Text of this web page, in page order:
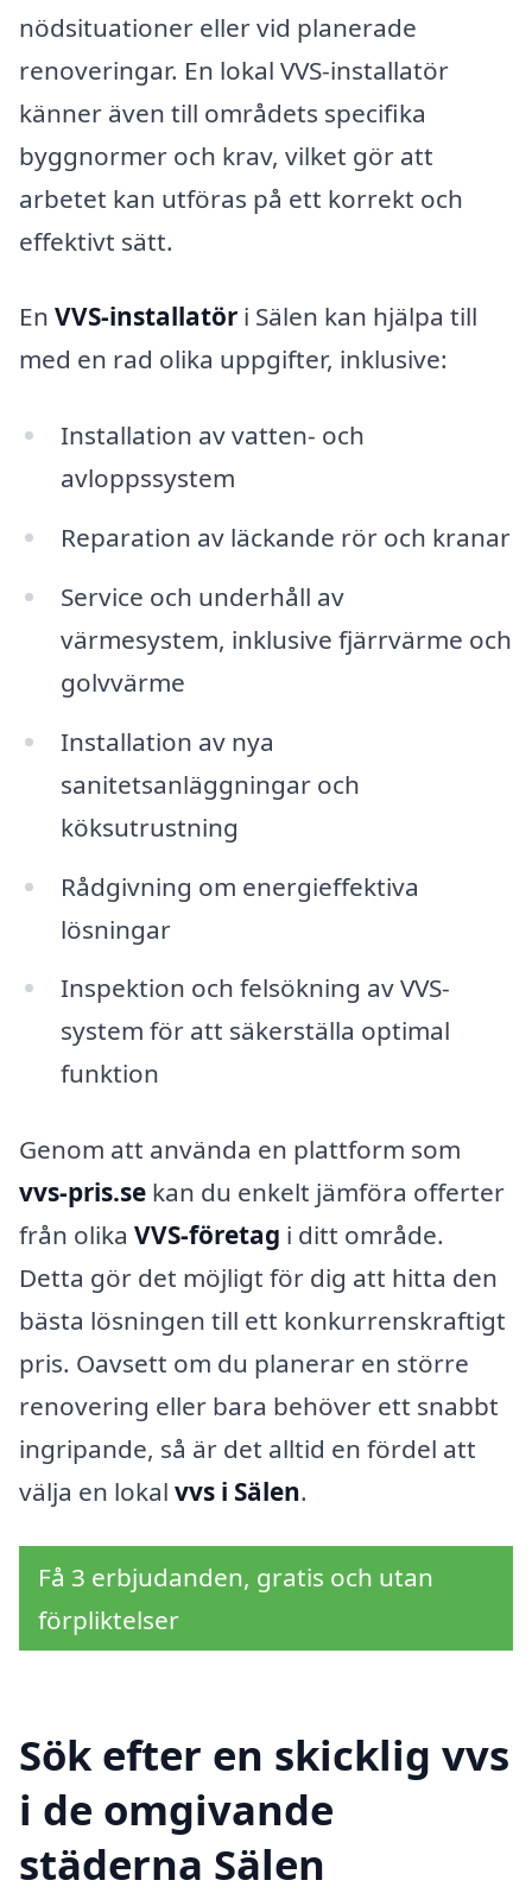
nödsituationer eller vid planerade
renoveringar. En lokal VVS-installatör
känner även till områdets specifika
byggnormer och krav, vilket gör att
arbetet kan utföras på ett korrekt och
effektivt sätt.
En VVS-installatör i Sälen kan hjälpa till
med en rad olika uppgifter, inklusive:
Installation av vatten- och
avloppssystem
Reparation av läckande rör och kranar
Service och underhåll av
värmesystem, inklusive fjärrvärme och
golvvärme
Installation av nya
sanitetsanläggningar och
köksutrustning
Rådgivning om energieffektiva
lösningar
Inspektion och felsökning av VVS-
system för att säkerställa optimal
funktion
Genom att använda en plattform som
vvs-pris.se kan du enkelt jämföra offerter
från olika VVS-företag i ditt område.
Detta gör det möjligt för dig att hitta den
bästa lösningen till ett konkurrenskraftigt
pris. Oavsett om du planerar en större
renovering eller bara behöver ett snabbt
ingripande, så är det alltid en fördel att
välja en lokal vvs i Sälen.
Få 3 erbjudanden, gratis och utan
förpliktelser
Sök efter en skicklig vvs
i de omgivande
städerna Sälen